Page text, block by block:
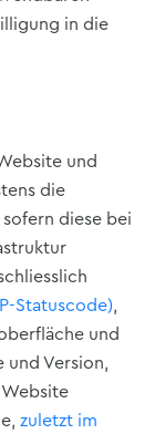
in die
und
die
diese bei
Statuscode),
und
und Version,
zuletzt im